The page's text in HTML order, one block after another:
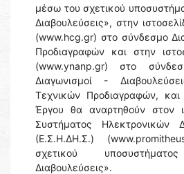
μέσω του σχετικού
Διαβουλεύσεις», στην
(www.hcg.gr) στο σύνδεσμο
Προδιαγραφών και στην
(www.ynanp.gr) στο
Διαγωνισμοί -
Τεχνικών Προδιαγραφών,
Έργου θα αναρτηθούν στον
Συστήματος Ηλεκτρονικών
(Ε.Σ.Η.ΔΗ.Σ.)
σχετικού
Διαβουλεύσεις».